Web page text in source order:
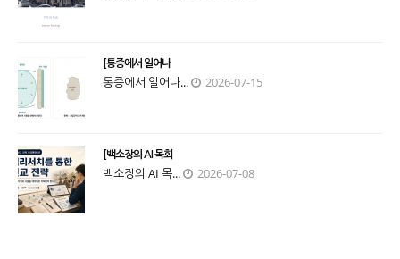
[통증에서 일어나
통증에서 일어나... 2026-07-15
[백소장의 AI 목회
백소장의 AI 목... 2026-07-08